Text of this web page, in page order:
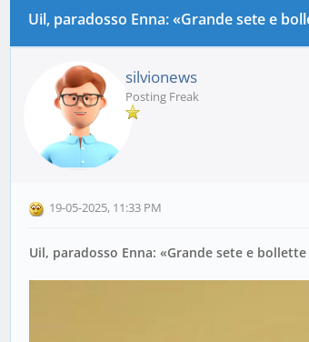
0 voto(i) - 0 media
1
2
3
4
5
Uil, paradosso Enna: «Grande sete e
silvionews
Posting Freak
19-05-2025, 11:33 PM
Uil, paradosso Enna: «Grande sete e